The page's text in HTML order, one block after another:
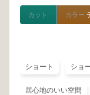
カット カラー
ショート ショ
居心地のいい空間